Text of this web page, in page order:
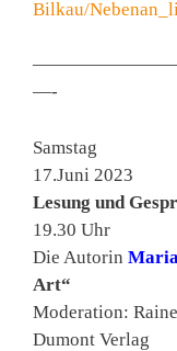
Bilkau/
—-
Samstag
17.Juni 2023
Lesung und
19.30 Uhr
Die Autorin
Art“
Moderation:
Dumont Verlag